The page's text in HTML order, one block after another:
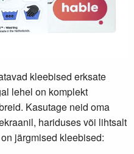
kleebised erksate
lehel on komplekt
Kasutage neid oma
hariduses või lihtsalt
järgmised kleebised: